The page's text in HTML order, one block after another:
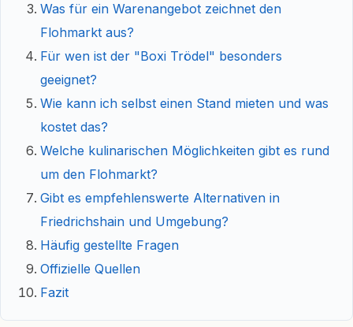
Was für ein Warenangebot zeichnet den
Flohmarkt aus?
Für wen ist der "Boxi Trödel" besonders
geeignet?
Wie kann ich selbst einen Stand mieten und was
kostet das?
Welche kulinarischen Möglichkeiten gibt es rund
um den Flohmarkt?
Gibt es empfehlenswerte Alternativen in
Friedrichshain und Umgebung?
Häufig gestellte Fragen
Offizielle Quellen
Fazit